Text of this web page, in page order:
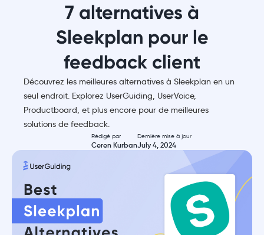
7 alternatives à
Sleekplan pour le
feedback client
Découvrez les meilleures alternatives à Sleekplan en un
seul endroit. Explorez UserGuiding, UserVoice,
Productboard, et plus encore pour de meilleures
solutions de feedback.
Rédigé par
Ceren Kurban
Dernière mise à jour
July 4, 2024